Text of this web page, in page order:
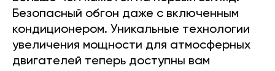
Безопасный обгон даже с включенным
кондиционером. Уникальные технологии
увеличения мощности для атмосферных
двигателей теперь доступны вам